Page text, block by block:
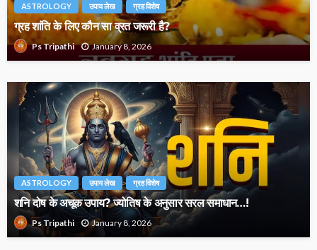
ASTROLOGY उपाय लेख ग्रह विशेष
ग्रह शांति के लिए कौन सा व्रत जरूरी है?
Ps Tripathi January 8, 2026
ASTROLOGY उपाय लेख ग्रह विशेष
शनि दोष के अचूक उपाय? ज्योतिष के अनुसार सरल समाधान…!
Ps Tripathi January 8, 2026